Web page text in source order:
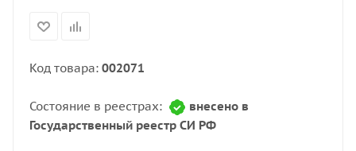
Код товара: 002071
Состояние в реестрах:
внесено в
Государственный реестр СИ РФ